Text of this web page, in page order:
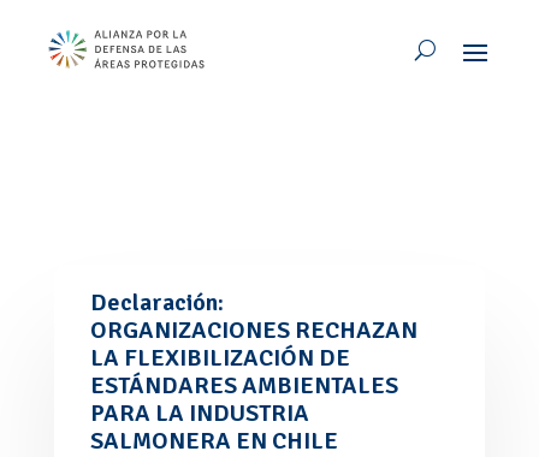
Declaración:
ORGANIZACIONES RECHAZAN
LA FLEXIBILIZACIÓN DE
ESTÁNDARES AMBIENTALES
PARA LA INDUSTRIA
SALMONERA EN CHILE